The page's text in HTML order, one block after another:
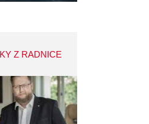
Z RADNICE